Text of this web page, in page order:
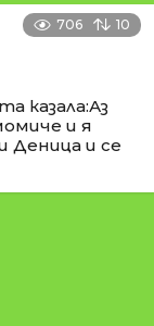
706 10
казала:Аз
и я
Деница и се